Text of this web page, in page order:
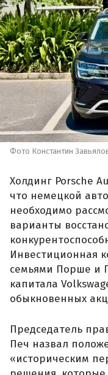
Фото Константин
Холдинг Porsche
что немецкой
необходимо
варианты
Инвестиционная
семьями Порше и
капитала
обыкновенных
Председатель
Печ назвал
«историческим